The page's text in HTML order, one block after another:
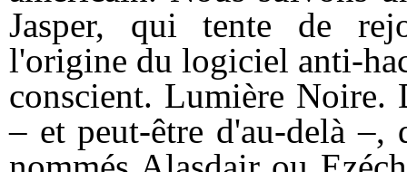
Jasper, qui tente de
l'origine du logiciel anti-
conscient. Lumière Noire.
– et peut-être d'au-delà –,